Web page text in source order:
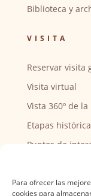
Para ofrecer las
cookies para
Biblioteca y
VISITA
Reservar visita
Visita virtual
Vista 360º de la
Etapas
Puntos de